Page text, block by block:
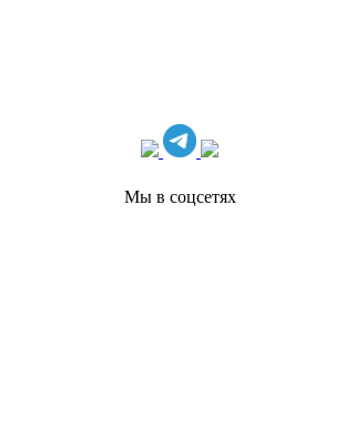
Мы в соцсетях